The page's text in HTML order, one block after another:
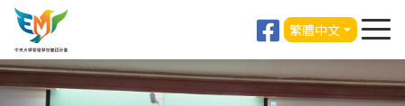
繁體中文